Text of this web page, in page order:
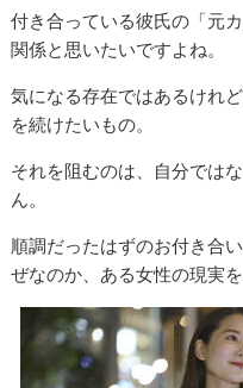
付き合っている彼氏の「元
関係と思いたいですよね。
気になる存在ではあるけれ
を続けたいもの。
それを阻むのは、自分では
ん。
順調だったはずのお付き合
ぜなのか、ある女性の現実を